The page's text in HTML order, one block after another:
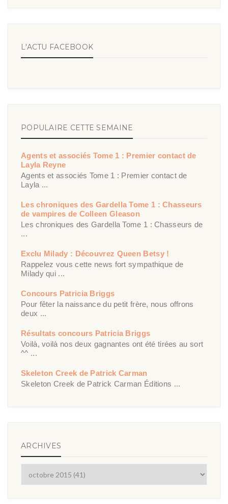
L'ACTU FACEBOOK
POPULAIRE CETTE SEMAINE
Agents et associés Tome 1 : Premier contact de
Layla Reyne
Agents et associés Tome 1 : Premier contact de
Layla ...
Les chroniques des Gardella Tome 1 : Chasseurs
de vampires de Colleen Gleason
Les chroniques des Gardella Tome 1 : Chasseurs de
...
Exclu Milady : Découvrez Queen Betsy !
Rappelez vous cette news fort sympathique de
Milady qui ...
Concours Patricia Briggs
Pour fêter la naissance du petit frère, nous offrons
deux ...
Résultats concours Patricia Briggs
Voilà, voilà nos deux gagnantes ont été tirées au sort
^^ ...
Skeleton Creek de Patrick Carman
Skeleton Creek de Patrick Carman Éditions ...
ARCHIVES